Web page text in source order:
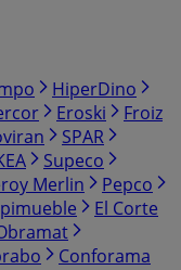
HiperDino
Eroski
Froiz
SPAR
Supeco
Merlin
Pepco
El Corte
Conforama